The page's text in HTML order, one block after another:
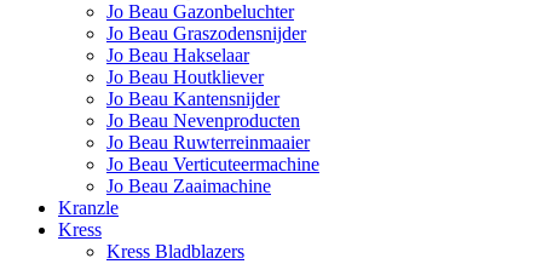
Jo Beau Gazonbeluchter
Jo Beau Graszodensnijder
Jo Beau Hakselaar
Jo Beau Houtkliever
Jo Beau Kantensnijder
Jo Beau Nevenproducten
Jo Beau Ruwterreinmaaier
Jo Beau Verticuteermachine
Jo Beau Zaaimachine
Kranzle
Kress
Kress Bladblazers